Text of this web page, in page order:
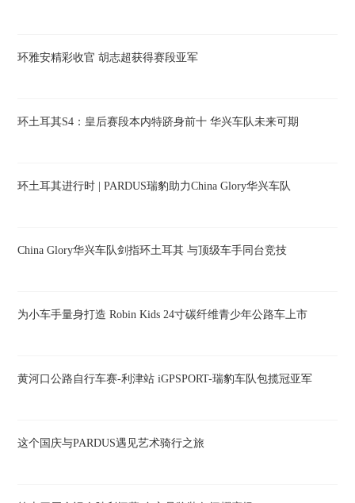
环雅安精彩收官 胡志超获得赛段亚军
环土耳其S4：皇后赛段本内特跻身前十 华兴车队未来可期
环土耳其进行时 | PARDUS瑞豹助力China Glory华兴车队
China Glory华兴车队剑指环土耳其 与顶级车手同台竞技
为小车手量身打造 Robin Kids 24寸碳纤维青少年公路车上市
黄河口公路自行车赛-利津站 iGPSPORT-瑞豹车队包揽冠亚军
这个国庆与PARDUS遇见艺术骑行之旅